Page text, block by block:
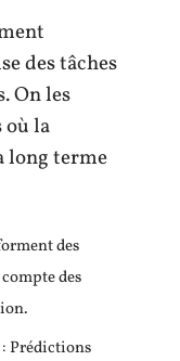
des tâches
On les
où la
long terme
des
des
: Prédictions